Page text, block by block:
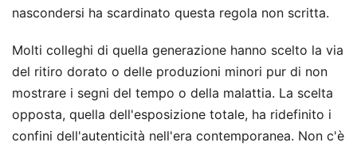
nascondersi ha scardinato questa regola non scritta.
Molti colleghi di quella generazione hanno scelto la via
del ritiro dorato o delle produzioni minori pur di non
mostrare i segni del tempo o della malattia. La scelta
opposta, quella dell'esposizione totale, ha ridefinito i
confini dell'autenticità nell'era contemporanea. Non c'è